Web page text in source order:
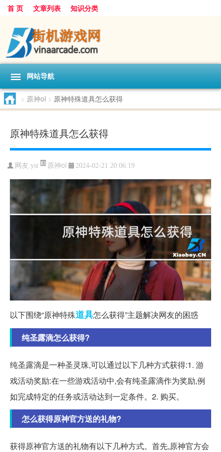
首 页 文章列表 知识分类
网站导航
> 原神ol > 原神特殊道具怎么获得
原神特殊道具怎么获得
网友:yst 原神ol 2024-02-21 20:06:19
以下围绕“原神特殊道具怎么获得”主题解决网友的困惑
纯圣露滴怎么获得?
纯圣露滴是一种圣灵珠,可以通过以下几种方式获得:1. 游
戏活动奖励:在一些游戏活动中,会有纯圣露滴作为奖励,例
如完成特定的任务或活动达到一定条件。2. 购买。
怎么获得原神官方送的礼物?
获得原神官方送的礼物有以下几种方式。首先,原神官方会